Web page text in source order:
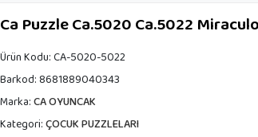
Ca Puzzle Ca.5020 Ca.5022
Ürün Kodu:CA-5020-5022
Barkod:8681889040343
Marka:CA OYUNCAK
Kategori:ÇOCUK PUZZLELARI